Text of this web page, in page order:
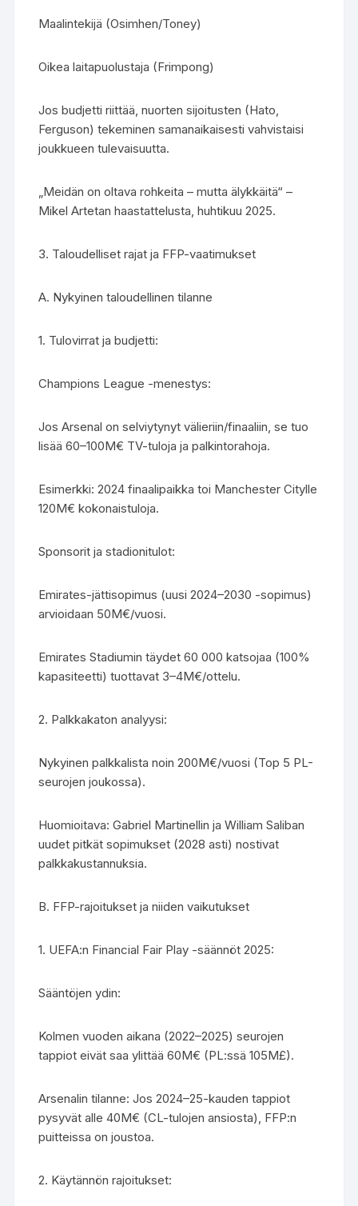
Maalintekijä (Osimhen/Toney)
Oikea laitapuolustaja (Frimpong)
Jos budjetti riittää, nuorten sijoitusten (Hato,
Ferguson) tekeminen samanaikaisesti vahvistaisi
joukkueen tulevaisuutta.
„Meidän on oltava rohkeita – mutta älykkäitä“ –
Mikel Artetan haastattelusta, huhtikuu 2025.
3. Taloudelliset rajat ja FFP-vaatimukset
A. Nykyinen taloudellinen tilanne
1. Tulovirrat ja budjetti:
Champions League -menestys:
Jos Arsenal on selviytynyt välieriin/finaaliin, se tuo
lisää 60–100M€ TV-tuloja ja palkintorahoja.
Esimerkki: 2024 finaalipaikka toi Manchester Citylle
120M€ kokonaistuloja.
Sponsorit ja stadionitulot:
Emirates-jättisopimus (uusi 2024–2030 -sopimus)
arvioidaan 50M€/vuosi.
Emirates Stadiumin täydet 60 000 katsojaa (100%
kapasiteetti) tuottavat 3–4M€/ottelu.
2. Palkkakaton analyysi:
Nykyinen palkkalista noin 200M€/vuosi (Top 5 PL-
seurojen joukossa).
Huomioitava: Gabriel Martinellin ja William Saliban
uudet pitkät sopimukset (2028 asti) nostivat
palkkakustannuksia.
B. FFP-rajoitukset ja niiden vaikutukset
1. UEFA:n Financial Fair Play -säännöt 2025:
Sääntöjen ydin:
Kolmen vuoden aikana (2022–2025) seurojen
tappiot eivät saa ylittää 60M€ (PL:ssä 105M£).
Arsenalin tilanne: Jos 2024–25-kauden tappiot
pysyvät alle 40M€ (CL-tulojen ansiosta), FFP:n
puitteissa on joustoa.
2. Käytännön rajoitukset: